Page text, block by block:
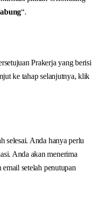
“.
Prakerja yang berisi
ke tahap selanjutnya, klik
selesai. Anda hanya perlu
Anda akan menerima
setelah penutupan